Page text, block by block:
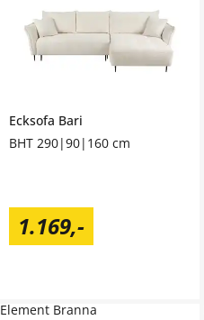
Ecksofa Bari
BHT 290|90|160 cm
1.169,-
Element Branna